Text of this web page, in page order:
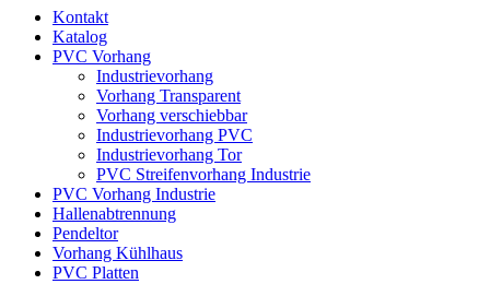
Kontakt
Katalog
PVC Vorhang
Industrievorhang
Vorhang Transparent
Vorhang verschiebbar
Industrievorhang PVC
Industrievorhang Tor
PVC Streifenvorhang Industrie
PVC Vorhang Industrie
Hallenabtrennung
Pendeltor
Vorhang Kühlhaus
PVC Platten